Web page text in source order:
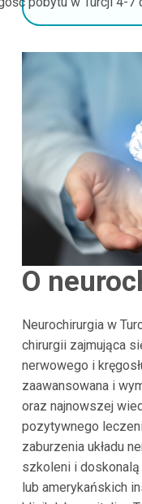
O
Neurochirurgia w
chirurgii zajmująca
nerwowego i
zaawansowana i
oraz najnowszej
pozytywnego
zaburzenia układu
szkoleni i
lub amerykańskich